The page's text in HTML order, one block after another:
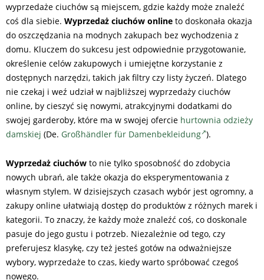
wyprzedaże ciuchów są miejscem, gdzie każdy może znaleźć
coś dla siebie. Wyprzedaż ciuchów online to doskonała okazja
do oszczędzania na modnych zakupach bez wychodzenia z
domu. Kluczem do sukcesu jest odpowiednie przygotowanie,
określenie celów zakupowych i umiejętne korzystanie z
dostępnych narzędzi, takich jak filtry czy listy życzeń. Dlatego
nie czekaj i weź udział w najbliższej wyprzedaży ciuchów
online, by cieszyć się nowymi, atrakcyjnymi dodatkami do
swojej garderoby, które ma w swojej ofercie hurtownia odzieży
damskiej (De. Großhändler für Damenbekleidung ).
Wyprzedaż ciuchów to nie tylko sposobność do zdobycia
nowych ubrań, ale także okazja do eksperymentowania z
własnym stylem. W dzisiejszych czasach wybór jest ogromny, a
zakupy online ułatwiają dostęp do produktów z różnych marek i
kategorii. To znaczy, że każdy może znaleźć coś, co doskonale
pasuje do jego gustu i potrzeb. Niezależnie od tego, czy
preferujesz klasykę, czy też jesteś gotów na odważniejsze
wybory, wyprzedaże to czas, kiedy warto spróbować czegoś
nowego.